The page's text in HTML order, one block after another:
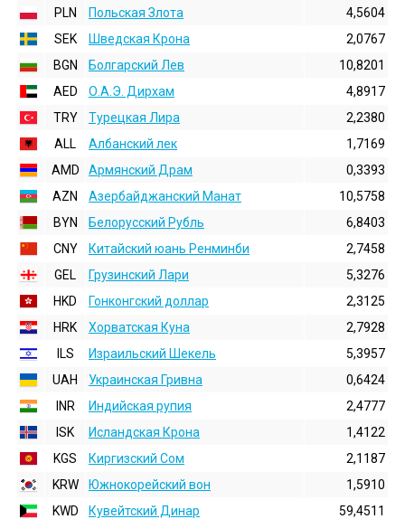
PLN
Польская Злота
4,5604
SEK
Шведская Крона
2,0767
BGN
Болгарский Лев
10,8201
AED
О.А.Э. Дирхам
4,8917
TRY
Турецкая Лира
2,2380
ALL
Албанский лек
1,7169
AMD
Армянский Драм
0,3393
AZN
Азербайджанский Манат
10,5758
BYN
Белорусский Рубль
6,8403
CNY
Китайский юань Ренминби
2,7458
GEL
Грузинский Лари
5,3276
HKD
Гонконгский доллаp
2,3125
HRK
Хорватская Куна
2,7928
ILS
Израильский Шекель
5,3957
UAH
Украинская Гривна
0,6424
INR
Индийская pупия
2,4777
ISK
Исландская Крона
1,4122
KGS
Киргизский Сом
2,1187
KRW
Южнокорейский вон
1,5910
KWD
Кувейтский Динар
59,4511